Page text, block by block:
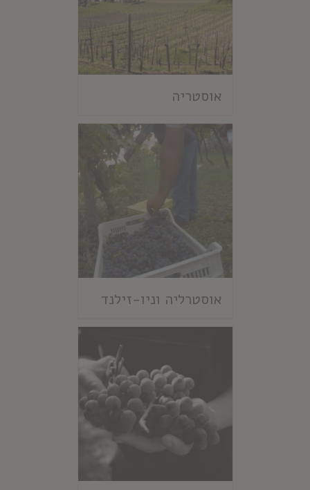
אוסטריה
אוסטרליה וניו-זילנד